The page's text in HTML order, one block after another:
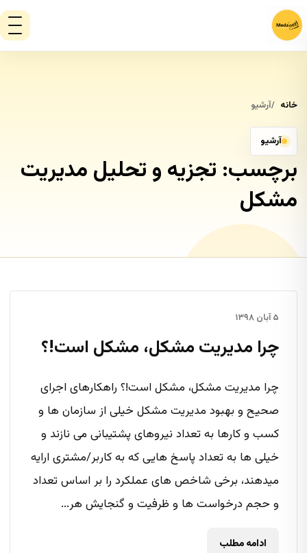
خانه آرشیو
آرشیو
برچسب: تجزیه و تحلیل مدیریت
مشکل
۵ آبان ۱۳۹۸
چرا مدیریت مشکل، مشکل است!؟
چرا مدیریت مشکل، مشکل است!؟ راهکارهای اجرای
صحیح و بهبود مدیریت مشکل خیلی از سازمان ها و
کسب و کارها به تعداد نیروهای پشتیبانی می نازند و
خیلی ها به تعداد پاسخ هایی که به کاربر/مشتری ارایه
میدهند، برخی شاخص های عملکرد را بر اساس تعداد
و حجم درخواست ها و ظرفیت و گنجایش هر...
ادامه مطلب